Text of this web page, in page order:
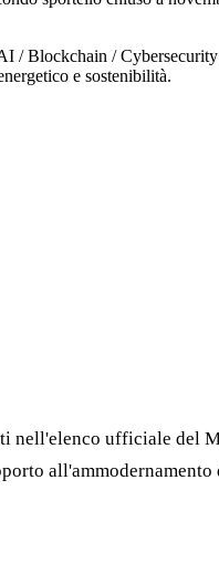
/ Blockchain /
e sostenibilità.
nell'elenco ufficiale del